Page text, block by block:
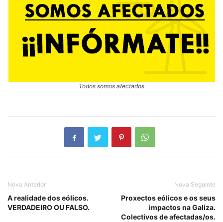
Todos somos afectados
Nova Anterior
A realidade dos eólicos.
VERDADEIRO OU FALSO.
Nova Seguinte
Proxectos eólicos e os seus
impactos na Galiza.
Colectivos de afectadas/os.